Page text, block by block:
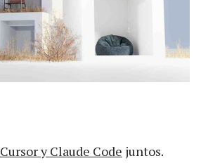
Cursor y Claude Code juntos.